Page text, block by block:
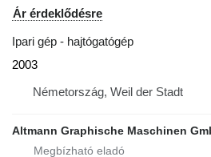
Ár érdeklődésre
Ipari gép - hajtógatógép
2003
Németország, Weil der Stadt
Altmann Graphische Maschinen